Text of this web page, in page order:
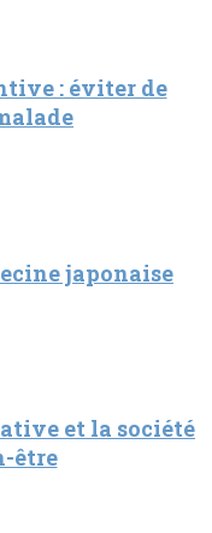
: éviter de
japonaise
et la société
être